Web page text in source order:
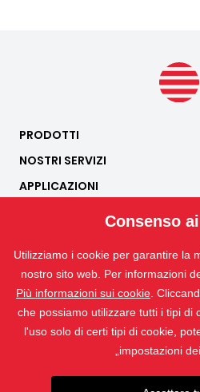
PRODOTTI
NOSTRI SERVIZI
APPLICAZIONI
Consenso
Utilizziamo i cookie per garantire la
nostro sito web. Per informazioni
Più informazioni sui cookie .
che possiamo utilizzare tutti i tipi di
l'uso solo di certi tipi di cookie,
„impostazioni